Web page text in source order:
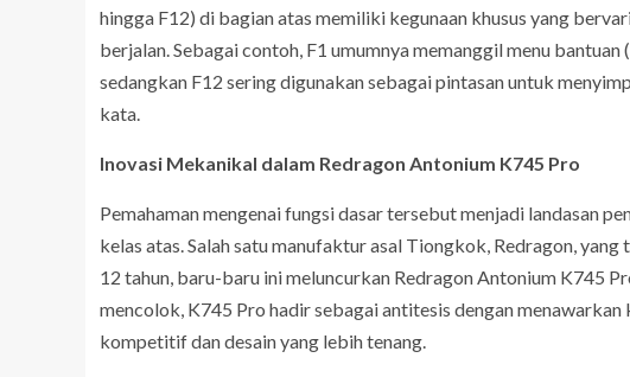
hingga F12) di bagian atas memiliki kegunaan khusus yang
berjalan. Sebagai contoh, F1 umumnya memanggil menu bantuan (
sedangkan F12 sering digunakan sebagai pintasan untuk
kata.
Inovasi Mekanikal dalam Redragon Antonium K745 Pro
Pemahaman mengenai fungsi dasar tersebut menjadi landasan
kelas atas. Salah satu manufaktur asal Tiongkok, Redragon,
12 tahun, baru-baru ini meluncurkan Redragon Antonium K745
mencolok, K745 Pro hadir sebagai antitesis dengan menawarkan
kompetitif dan desain yang lebih tenang.